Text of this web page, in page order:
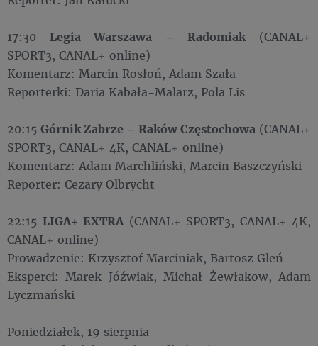
17:30Legia Warszawa – Radomiak(CANAL+
SPORT3, CANAL+ online)
Komentarz: Marcin Rosłoń, Adam Szała
Reporterki: Daria Kabała-Malarz, Pola Lis
20:15 Górnik Zabrze – Raków Częstochowa (CANAL+
SPORT3, CANAL+ 4K, CANAL+ online)
Komentarz: Adam Marchliński, Marcin Baszczyński
Reporter: Cezary Olbrycht
22:15 LIGA+ EXTRA (CANAL+ SPORT3, CANAL+ 4K,
CANAL+ online)
Prowadzenie: Krzysztof Marciniak, Bartosz Gleń
Eksperci: Marek Jóźwiak, Michał Żewłakow, Adam
Lyczmański
Poniedziałek, 19 sierpnia